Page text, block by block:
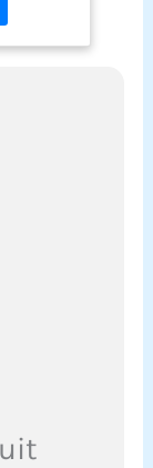
ou
la
les
à
au
des
: